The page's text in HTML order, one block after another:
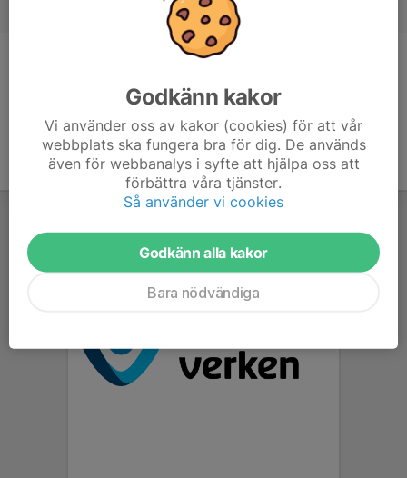
Godkänn kakor
Vi använder oss av kakor (cookies) för att vår
webbplats ska fungera bra för dig. De används
även för webbanalys i syfte att hjälpa oss att
förbättra våra tjänster.
Så använder vi cookies
Godkänn alla kakor
Bara nödvändiga